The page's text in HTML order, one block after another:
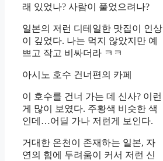
래 있었나? 사람이 풀었으려나?
일본의 저런 디테일한 맛집이 인상
이 깊었다. 나는 먹지 않았지만 예
쁘고 작고 비싸더라 ㅋㅋ
아시노 호수 건너편의 카페
이 호수를 건너 가는 데 신사? 이런
게 많이 보였다. 주황색 비슷한 색
인데…어딜 가나 저런게 보인다.
거대한 온천이 존재하는 일본, 자
연의 힘에 두려움이 커서 저런 신